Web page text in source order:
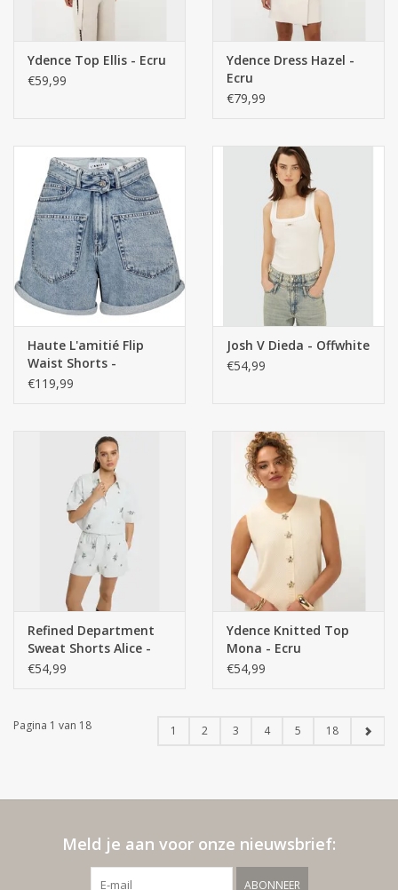
Ydence Top Ellis - Ecru
€59,99
Ydence Dress Hazel -
Ecru
€79,99
Haute L'amitié Flip
Waist Shorts -
Bleached Denim
€119,99
Josh V Dieda - Offwhite
€54,99
Refined Department
Sweat Shorts Alice -
Antra
€54,99
Ydence Knitted Top
Mona - Ecru
€54,99
Pagina 1 van 18 1 2 3 4 5 18
Meld je aan voor onze nieuwsbrief:
ABONNEER